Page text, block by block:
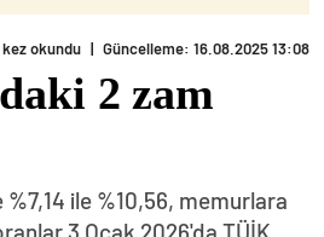
kez okundu | Güncelleme: 16.08.2025 13:08
2 zam
ile %10,56, memurlara